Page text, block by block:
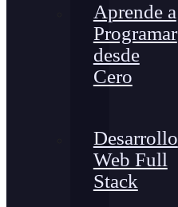
Aprende a
Programar
desde
Cero
Desarrollo
Web Full
Stack